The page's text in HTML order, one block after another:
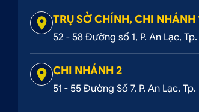
chuyến đi. Đây được xem là công
dùng lên đến 95%. Việc ra lệnh trên
thương hiệu khác, là “cánh tay đắc
TRỤ SỞ CHÍNH, CHI NHÁNH
52 - 58 Đường số 1, P. An Lạc,
CHI NHÁNH 2
51 - 55 Đường Số 7, P. An Lạc, Tp.